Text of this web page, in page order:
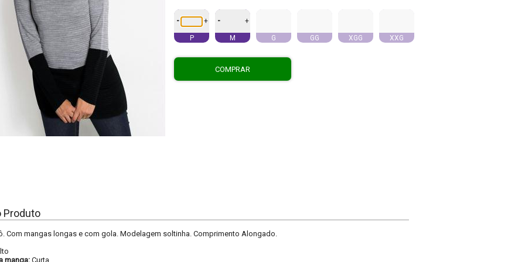
- +
P
- +
M G GG XGG XXG
COMPRAR
Produto
Com mangas longas e com gola. Modelagem soltinha. Comprimento Alongado.
manga: Curta